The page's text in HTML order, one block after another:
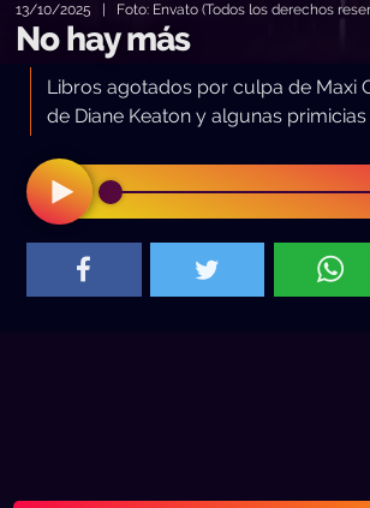
13/10/2025 | Foto: Envato (Todos los derechos
No hay más
Libros agotados por culpa de Maxi
de Diane Keaton y algunas primicias